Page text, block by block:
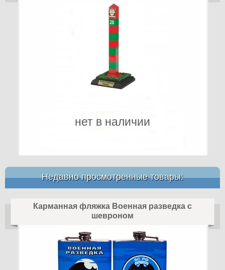
нет в наличии
Недавно просмотренные товары:
Карманная фляжка Военная разведка с
шевроном